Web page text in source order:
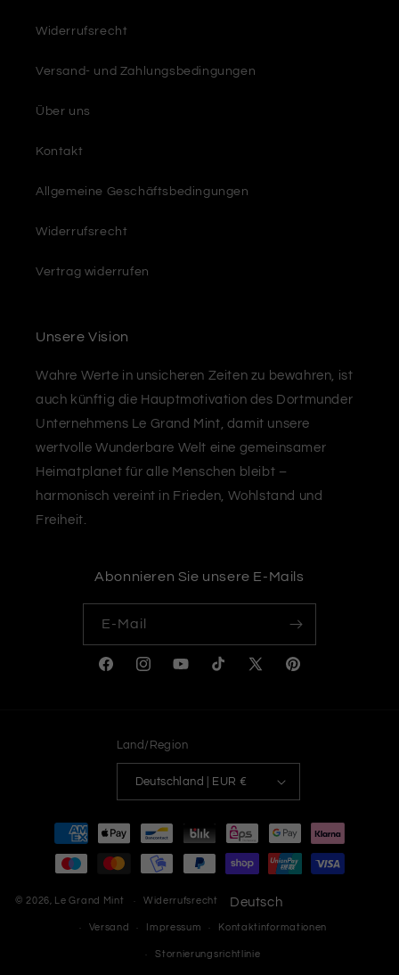
Widerrufsrecht
Versand- und Zahlungsbedingungen
Über uns
Kontakt
Allgemeine Geschäftsbedingungen
Widerrufsrecht
Vertrag widerrufen
Unsere Vision
Wahre Werte in unsicheren Zeiten zu bewahren, ist
auch künftig die Hauptmotivation des Dortmunder
Unternehmens Le Grand Mint, damit unsere
wertvolle Wunderbare Welt eine gemeinsamer
Heimatplanet für alle Menschen bleibt –
harmonisch vereint in Frieden, Wohlstand und
Freiheit.
Abonnieren Sie unsere E-Mails
E-Mail
FacebookInstagramYouTubeTikTok
X
Pinterest
Land/Region
Deutschland | EUR €
Zahlungsmethoden
© 2026, Le Grand Mint Widerrufsrecht Datenschutzerklärung
Versand Impressum Kontaktinformationen
Stornierungsrichtlinie
Deutsch